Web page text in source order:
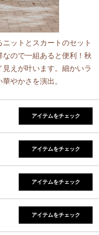
ットとスカートのセット
ので一組あると便利！秋
えが叶います。細かいラ
やかさを演出。
アイテムをチェック
アイテムをチェック
アイテムをチェック
アイテムをチェック